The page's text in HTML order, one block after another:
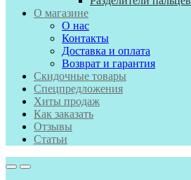
О магазине
О нас
Контакты
Доставка и оплата
Возврат и гарантия
Скидочные товары
Спецпредложения
Хиты продаж
Как заказать
Отзывы
Статьи